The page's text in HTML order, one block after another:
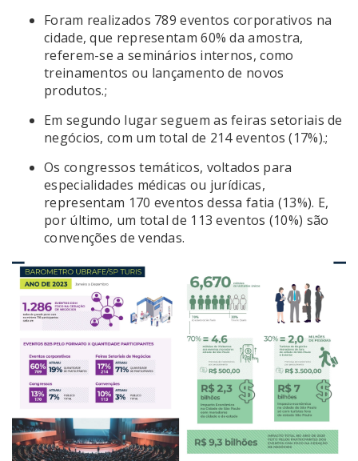
Foram realizados 789 eventos corporativos na
cidade, que representam 60% da amostra,
referem-se a seminários internos, como
treinamentos ou lançamento de novos
produtos.;
Em segundo lugar seguem as feiras setoriais de
negócios, com um total de 214 eventos (17%).;
Os congressos temáticos, voltados para
especialidades médicas ou jurídicas,
representam 170 eventos dessa fatia (13%). E,
por último, um total de 113 eventos (10%) são
convenções de vendas.